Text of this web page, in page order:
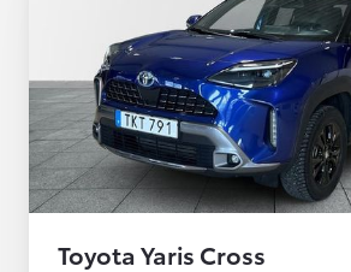
Toyota Yaris Cross